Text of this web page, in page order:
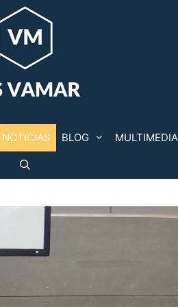
NOTICIAS BLOG MULTIMEDIA